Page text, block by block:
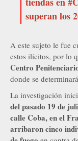
superan los
A este sujeto le fue
estos ilícitos, por lo
Centro
donde se
La investigación
del pasado 19 de
calle Coba, en el
arribaron cinco